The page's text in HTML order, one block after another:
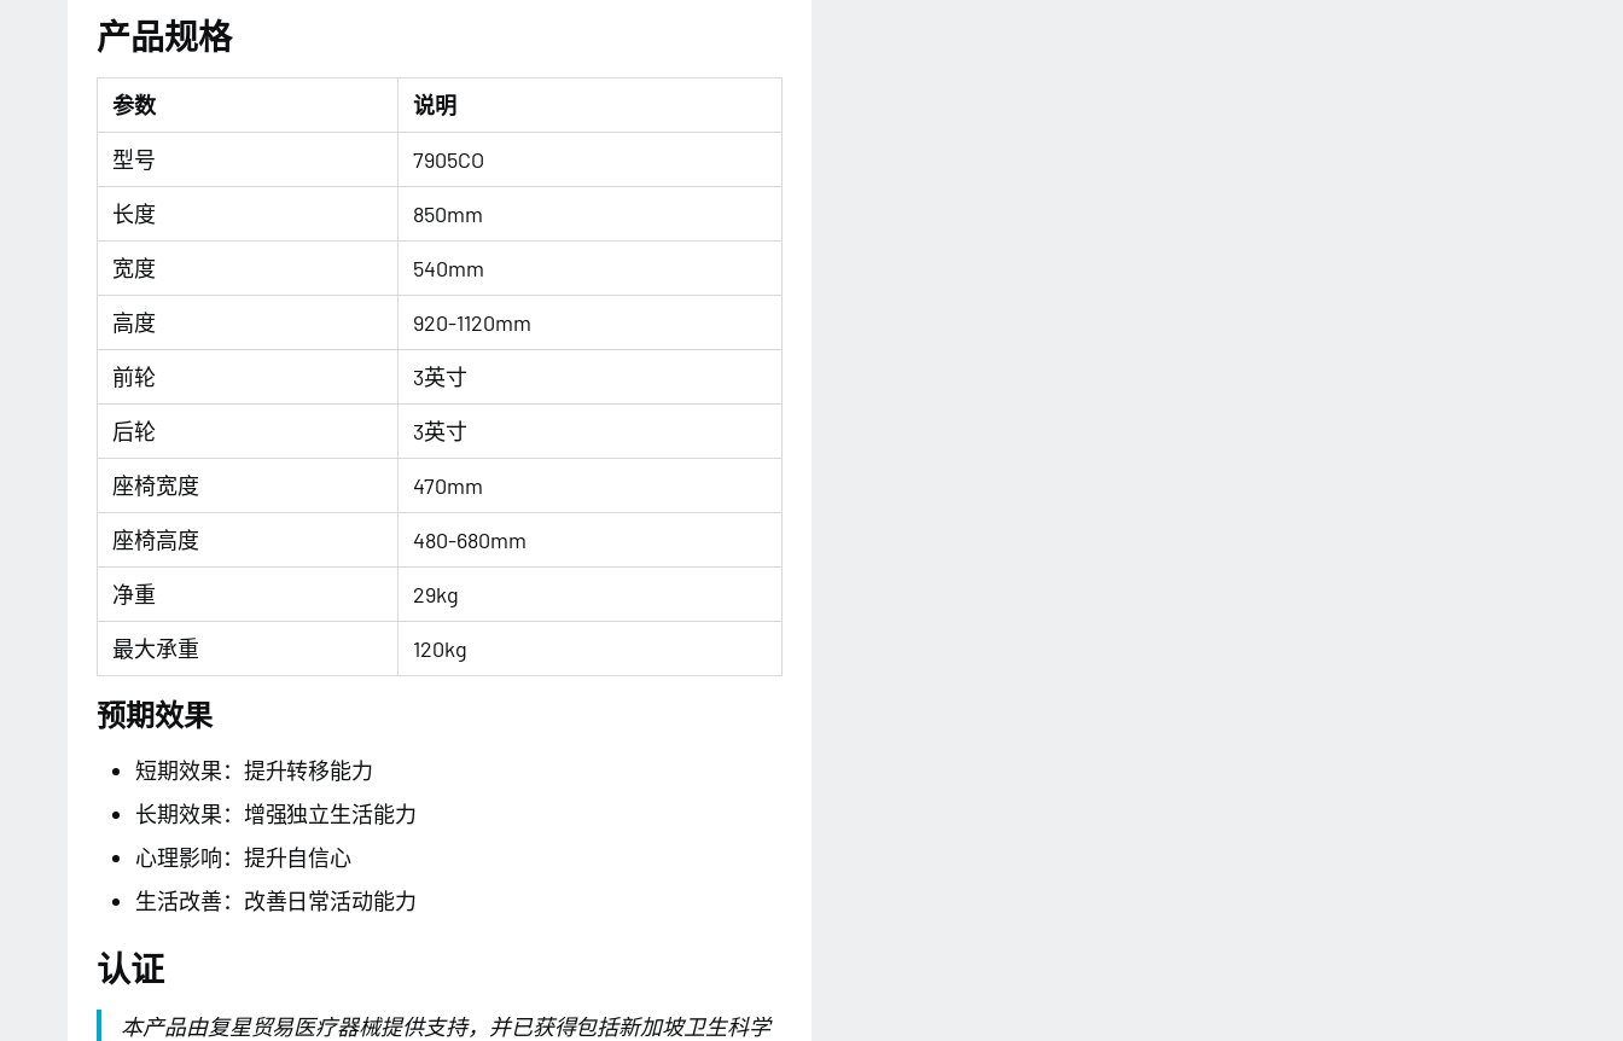
产品规格
参数 说明
型号 7905CO
长度 850mm
宽度 540mm
高度 920-1120mm
前轮 3英寸
后轮 3英寸
座椅宽度 470mm
座椅高度 480-680mm
净重 29kg
最大承重 120kg
预期效果
短期效果：提升转移能力
长期效果：增强独立生活能力
心理影响：提升自信心
生活改善：改善日常活动能力
认证
本产品由复星贸易医疗器械提供支持，并已获得包括新加坡卫生科学